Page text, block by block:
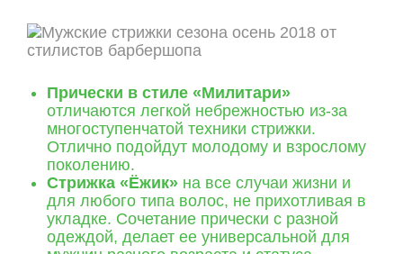
Прически в стиле «Милитари»
отличаются легкой небрежностью из-за
многоступенчатой техники стрижки.
Отлично подойдут молодому и взрослому
поколению.
Стрижка «Ёжик» на все случаи жизни и
для любого типа волос, не прихотливая в
укладке. Сочетание прически с разной
одеждой, делает ее универсальной для